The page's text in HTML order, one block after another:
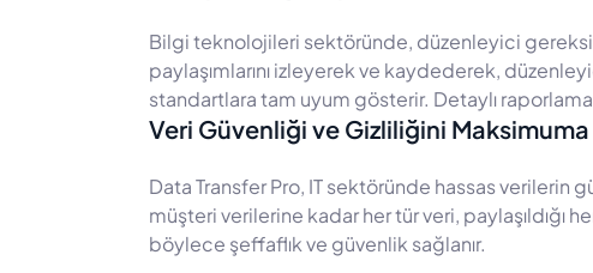
Bilgi teknolojileri sektöründe, düzenleyici
paylaşımlarını izleyerek ve kaydederek,
standartlara tam uyum gösterir. Detaylı
Veri Güvenliği ve Gizliliğini Maksimuma
Data Transfer Pro, IT sektöründe hassas
müşteri verilerine kadar her tür veri, paylaşıldığı
böylece şeffaflık ve güvenlik sağlanır.